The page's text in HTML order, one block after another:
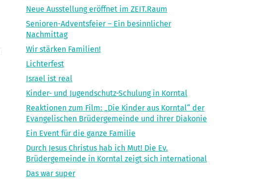
Neue Ausstellung eröffnet im ZEIT.Raum
Senioren-Adventsfeier – Ein besinnlicher
Nachmittag
Wir stärken Familien!
Lichterfest
Israel ist real
Kinder- und Jugendschutz-Schulung in Korntal
Reaktionen zum Film: „Die Kinder aus Korntal“ der
Evangelischen Brüdergemeinde und ihrer Diakonie
Ein Event für die ganze Familie
Durch Jesus Christus hab ich Mut! Die Ev.
Brüdergemeinde in Korntal zeigt sich international
Das war super